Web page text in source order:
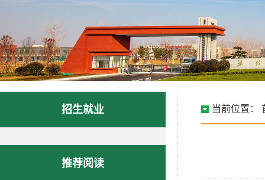
招生就业
推荐阅读
当前位置：